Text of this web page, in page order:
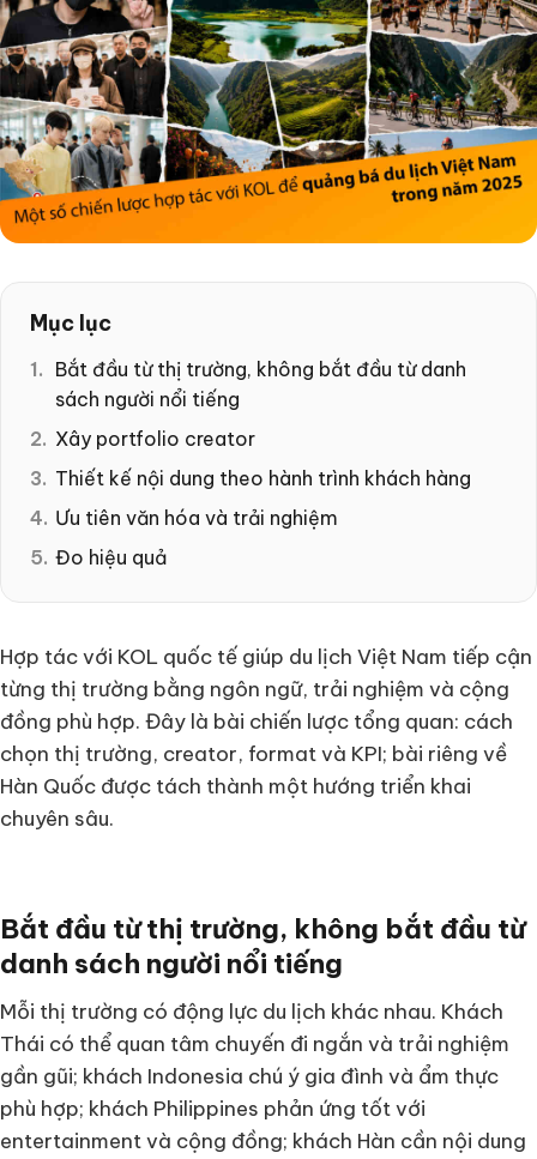
Mục lục
Bắt đầu từ thị trường, không bắt đầu từ danh
sách người nổi tiếng
Xây portfolio creator
Thiết kế nội dung theo hành trình khách hàng
Ưu tiên văn hóa và trải nghiệm
Đo hiệu quả
Hợp tác với KOL quốc tế giúp du lịch Việt Nam tiếp cận
từng thị trường bằng ngôn ngữ, trải nghiệm và cộng
đồng phù hợp. Đây là bài chiến lược tổng quan: cách
chọn thị trường, creator, format và KPI; bài riêng về
Hàn Quốc được tách thành một hướng triển khai
chuyên sâu.
Bắt đầu từ thị trường, không bắt đầu từ
danh sách người nổi tiếng
Mỗi thị trường có động lực du lịch khác nhau. Khách
Thái có thể quan tâm chuyến đi ngắn và trải nghiệm
gần gũi; khách Indonesia chú ý gia đình và ẩm thực
phù hợp; khách Philippines phản ứng tốt với
entertainment và cộng đồng; khách Hàn cần nội dung